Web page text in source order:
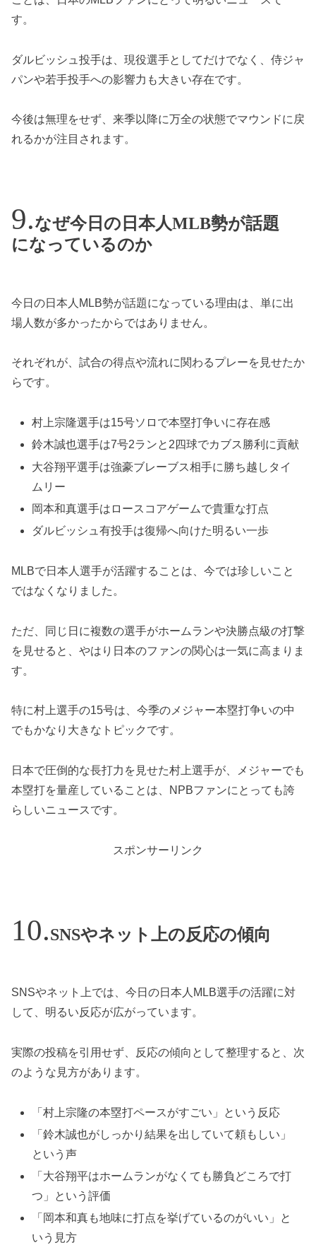
す。
ダルビッシュ投手は、現役選手としてだけでなく、侍ジャ
パンや若手投手への影響力も大きい存在です。
今後は無理をせず、来季以降に万全の状態でマウンドに戻
れるかが注目されます。
なぜ今日の日本人MLB勢が話題
になっているのか
今日の日本人MLB勢が話題になっている理由は、単に出
場人数が多かったからではありません。
それぞれが、試合の得点や流れに関わるプレーを見せたか
らです。
村上宗隆選手は15号ソロで本塁打争いに存在感
鈴木誠也選手は7号2ランと2四球でカブス勝利に貢献
大谷翔平選手は強豪ブレーブス相手に勝ち越しタイ
ムリー
岡本和真選手はロースコアゲームで貴重な打点
ダルビッシュ有投手は復帰へ向けた明るい一歩
MLBで日本人選手が活躍することは、今では珍しいこと
ではなくなりました。
ただ、同じ日に複数の選手がホームランや決勝点級の打撃
を見せると、やはり日本のファンの関心は一気に高まりま
す。
特に村上選手の15号は、今季のメジャー本塁打争いの中
でもかなり大きなトピックです。
日本で圧倒的な長打力を見せた村上選手が、メジャーでも
本塁打を量産していることは、NPBファンにとっても誇
らしいニュースです。
スポンサーリンク
SNSやネット上の反応の傾向
SNSやネット上では、今日の日本人MLB選手の活躍に対
して、明るい反応が広がっています。
実際の投稿を引用せず、反応の傾向として整理すると、次
のような見方があります。
「村上宗隆の本塁打ペースがすごい」という反応
「鈴木誠也がしっかり結果を出していて頼もしい」
という声
「大谷翔平はホームランがなくても勝負どころで打
つ」という評価
「岡本和真も地味に打点を挙げているのがいい」と
いう見方